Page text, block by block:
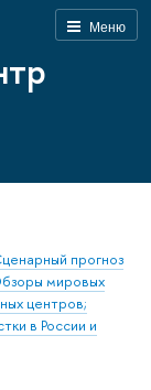
Меню
прогноз
мировых
центров;
в России и